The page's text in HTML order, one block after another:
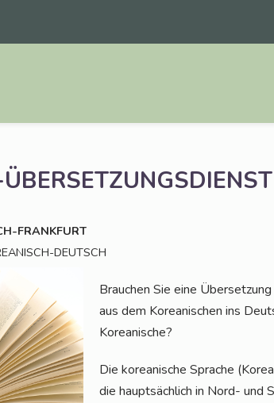
FRANKFURT
DEUTSCH
Brau­chen Sie eine
aus dem Korea­ni­schen ins
Koreanische?
Die korea­ni­sche Spra­che
die haupt­säch­lich in Nord- und